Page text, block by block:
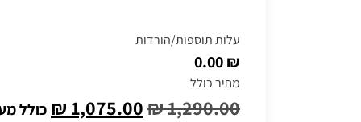
עלות תוספות/הורדות
₪ 0.00
מחיר כולל
₪1,290.00
₪ 1,075.00 כולל